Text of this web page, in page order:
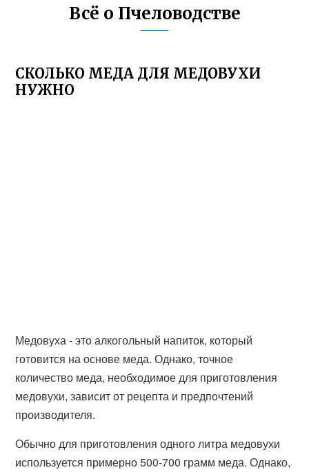
Всё о Пчеловодстве
СКОЛЬКО МЕДА ДЛЯ МЕДОВУХИ
НУЖНО
Медовуха - это алкогольный напиток, который
готовится на основе меда. Однако, точное
количество меда, необходимое для приготовления
медовухи, зависит от рецепта и предпочтений
производителя.
Обычно для приготовления одного литра медовухи
используется примерно 500-700 грамм меда. Однако,